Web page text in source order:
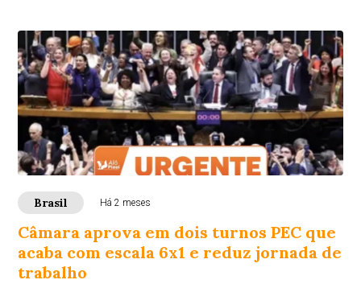
Brasil Há 2 meses
Câmara aprova em dois turnos PEC que
acaba com escala 6x1 e reduz jornada de
trabalho